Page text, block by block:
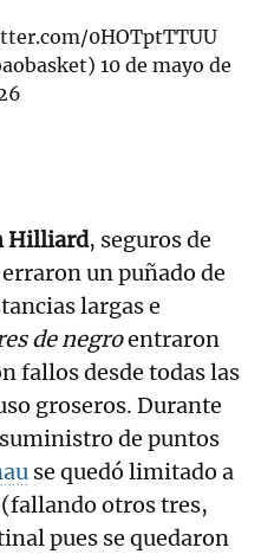
0HOTptTTUU
10 de mayo de
Hilliard, seguros de
un puñado de
largas e
de negroentraron
fallos desde todas las
groseros. Durante
de puntos
se quedó limitado a
(fallando otros tres,
pues se quedaron